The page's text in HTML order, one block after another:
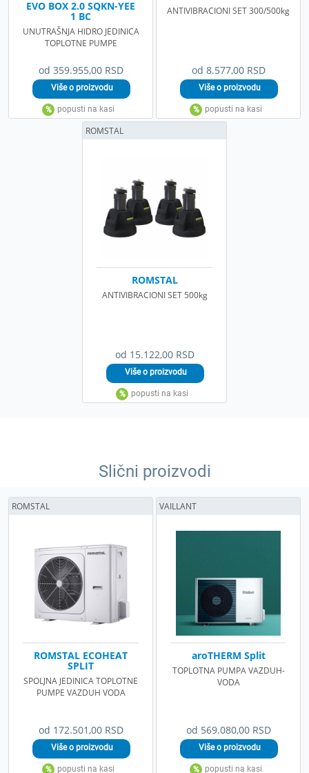
od 359.955,00 RSD
EVO BOX 2.0 SQKN-YEE
1 BC
UNUTRAŠNJA HIDRO JEDINICA
TOPLOTNE PUMPE
od 8.577,00 RSD
ANTIVIBRACIONI SET 300/500kg
od 15.122,00 RSD
ROMSTAL
ANTIVIBRACIONI SET 500kg
ROMSTAL
Slični proizvodi
od 172.501,00 RSD
ROMSTAL ECOHEAT
SPLIT
SPOLJNA JEDINICA TOPLOTNE
PUMPE VAZDUH VODA
ROMSTAL
od 569.080,00 RSD
aroTHERM Split
TOPLOTNA PUMPA VAZDUH-
VODA
VAILLANT